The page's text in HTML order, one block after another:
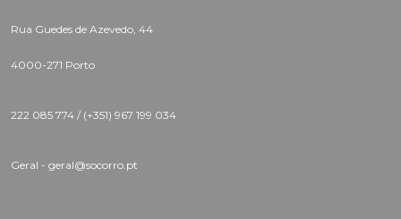
Rua Guedes de Azevedo, 44
4000-271 Porto
222 085 774 / (+351) 967 199 034
Geral - geral@socorro.pt